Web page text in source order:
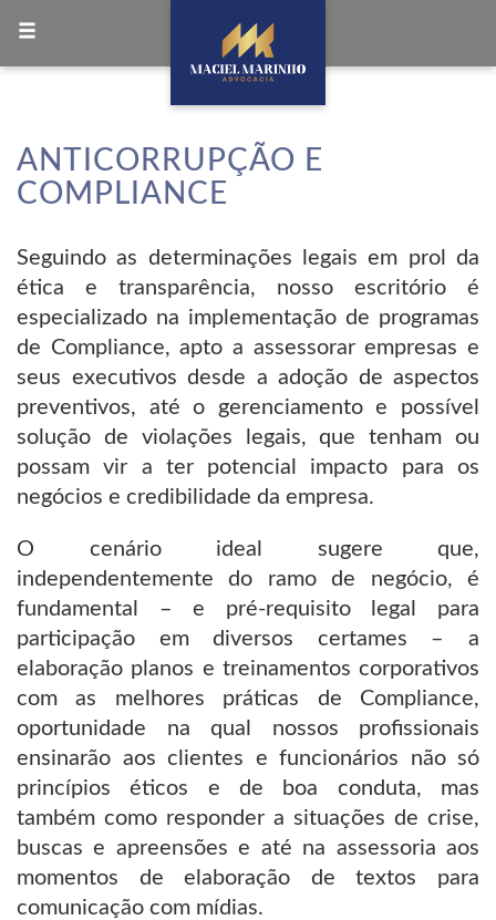
Toggle
ANTICORRUPÇÃO E
COMPLIANCE
Seguindo as determinações legais em prol da
ética e transparência, nosso escritório é
especializado na implementação de programas
de Compliance, apto a assessorar empresas e
seus executivos desde a adoção de aspectos
preventivos, até o gerenciamento e possível
solução de violações legais, que tenham ou
possam vir a ter potencial impacto para os
negócios e credibilidade da empresa.
O cenário ideal sugere que,
independentemente do ramo de negócio, é
fundamental – e pré-requisito legal para
participação em diversos certames – a
elaboração planos e treinamentos corporativos
com as melhores práticas de Compliance,
oportunidade na qual nossos profissionais
ensinarão aos clientes e funcionários não só
princípios éticos e de boa conduta, mas
também como responder a situações de crise,
buscas e apreensões e até na assessoria aos
momentos de elaboração de textos para
comunicação com mídias.